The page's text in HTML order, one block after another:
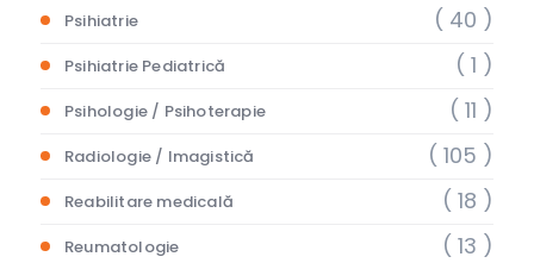
Psihiatrie ( 40 )
Psihiatrie Pediatrică ( 1 )
Psihologie / Psihoterapie ( 11 )
Radiologie / Imagistică ( 105 )
Reabilitare medicală ( 18 )
Reumatologie ( 13 )